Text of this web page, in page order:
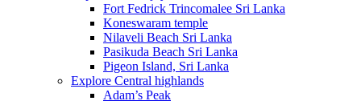
Fort Fedrick Trincomalee Sri Lanka
Koneswaram temple
Nilaveli Beach Sri Lanka
Pasikuda Beach Sri Lanka
Pigeon Island, Sri Lanka
Explore Central highlands
Adam’s Peak